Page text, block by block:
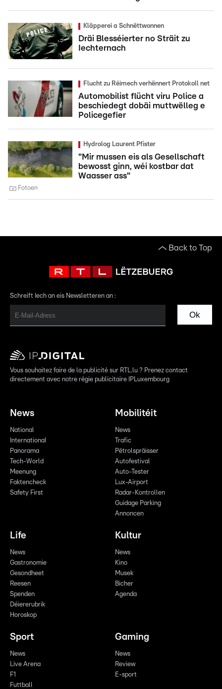
Kläpperei a Schnëttwonnen
Dräi Blesséierter no Sträit zu
Iechternach
Flucht zu Réimech verhënnert Protokoll net
Automobilist flücht viru Police a
beschiedegt dobäi muttwëlleg e
Policegefier
Hydrolog Laurent Pfister
"Mir mussen eis als Gesellschaft
bewosst ginn, wéi kostbar dat
Waasser ass"
Fotoen
Back to Top
Schreift Iech an eis Newsletteren an :
Ok
Vous souhaitez faire de la publicité sur RTL.lu ? Prenez contact
directement avec notre régie publicitaire IPLuxembourg
News
National
International
Panorama
Tech-World
Meenung
Faktencheck
Safety First
Mobilitéit
News
Trafic
Pëtrolspräisser
Autofestival
Auto-Tester
Lux-Airport
Radar-Kontrollen
Guidage Parking
Annoncen
Life
News
Gastronomie
Gesondheet
Reesen
Spenden
Déiererubrik
Horoskop
Kultur
News
Kino
Musek
Bicher
Agenda
Sport
News
Live Arena
F1
Futtball
Gaming
News
Review
E-sport